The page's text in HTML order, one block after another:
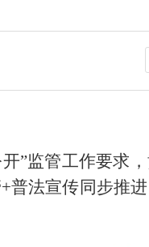
”监管工作要求
普法宣传同步推